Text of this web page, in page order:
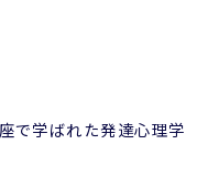
で学ばれた発達心理学